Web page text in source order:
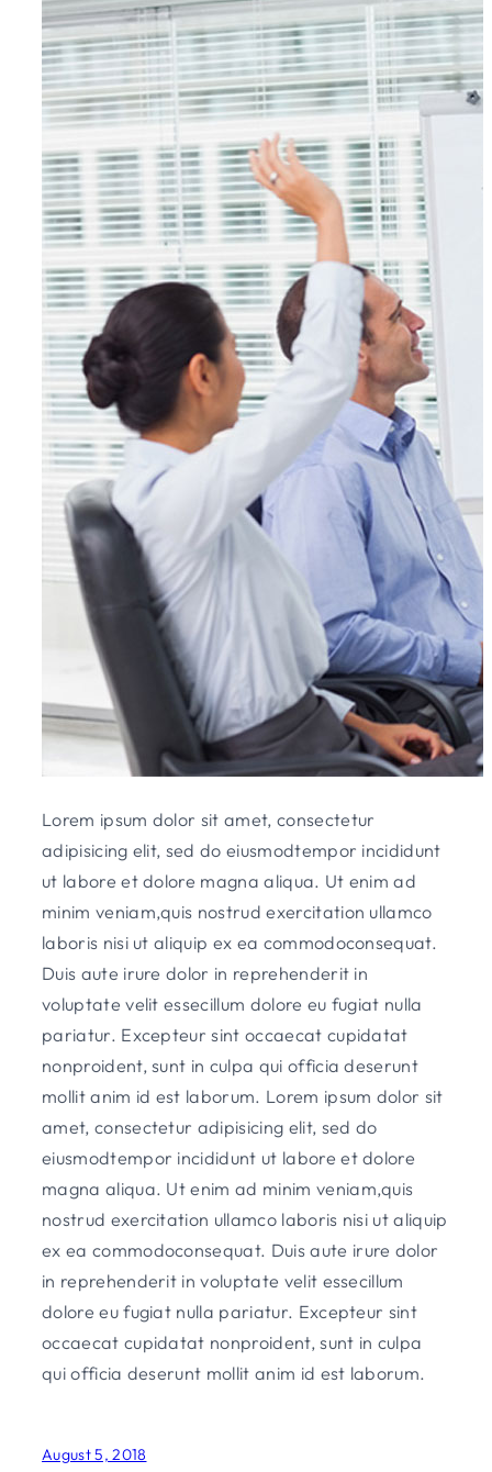
Lorem ipsum dolor sit amet, consectetur
adipisicing elit, sed do eiusmodtempor incididunt
ut labore et dolore magna aliqua. Ut enim ad
minim veniam,quis nostrud exercitation ullamco
laboris nisi ut aliquip ex ea commodoconsequat.
Duis aute irure dolor in reprehenderit in
voluptate velit essecillum dolore eu fugiat nulla
pariatur. Excepteur sint occaecat cupidatat
nonproident, sunt in culpa qui officia deserunt
mollit anim id est laborum. Lorem ipsum dolor sit
amet, consectetur adipisicing elit, sed do
eiusmodtempor incididunt ut labore et dolore
magna aliqua. Ut enim ad minim veniam,quis
nostrud exercitation ullamco laboris nisi ut aliquip
ex ea commodoconsequat. Duis aute irure dolor
in reprehenderit in voluptate velit essecillum
dolore eu fugiat nulla pariatur. Excepteur sint
occaecat cupidatat nonproident, sunt in culpa
qui officia deserunt mollit anim id est laborum.
August 5, 2018